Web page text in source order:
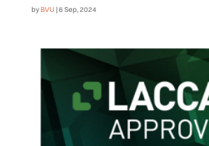
byBVU |6 Sep, 2024